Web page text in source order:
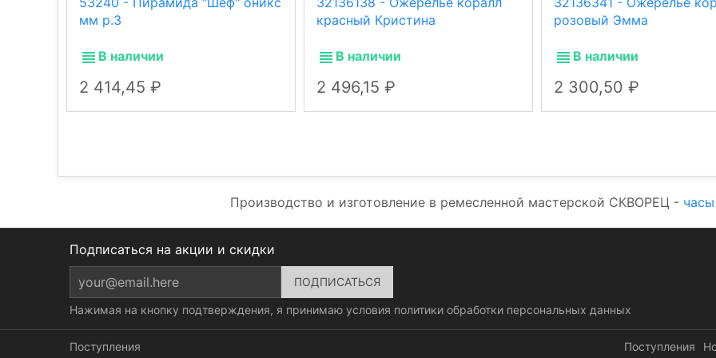
мм р.3
В наличии
2 414,45
красный Кристина
В наличии
2 496,15
розовый Эмма
В наличии
2 300,50
Производство и изготовление в ремесленной мастерской СКВОРЕЦ -
Подписаться на акции и скидки
Нажимая на кнопку подтверждения, я принимаю условия политики обработки персональных данных
Поступления Поступления